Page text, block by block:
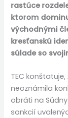
rastúce
ktorom
východnými
kresťanskú
súlade so
TEC
neoznámila
obráti na
sankcií